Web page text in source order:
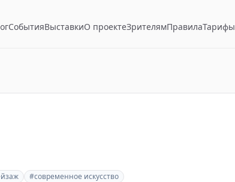
СобытияВыставкиО проектеЗрителямПравилаТарифы
#современное искусство